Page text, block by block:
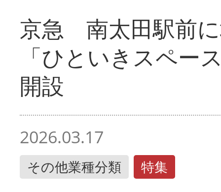
京急 南太田駅前
「ひといきスペー
開設
2026.03.17
その他業種分類 特集